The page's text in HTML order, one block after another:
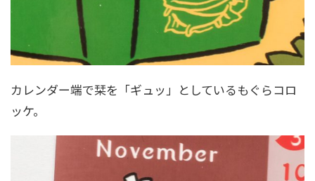
カレンダー端で栞を「ギュッ」としているもぐらコロ
ッケ。